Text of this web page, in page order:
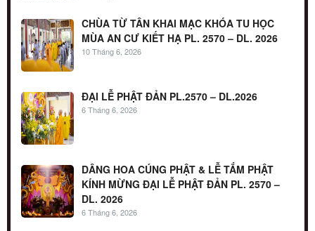
CHÙA TỪ TÂN KHAI MẠC KHÓA TU HỌC
MÙA AN CƯ KIẾT HẠ PL. 2570 – DL. 2026
10 Tháng 6, 2026
ĐẠI LỄ PHẬT ĐẢN PL.2570 – DL.2026
6 Tháng 6, 2026
DÂNG HOA CÚNG PHẬT & LỄ TẮM PHẬT
KÍNH MỪNG ĐẠI LỄ PHẬT ĐẢN PL. 2570 –
DL. 2026
6 Tháng 6, 2026